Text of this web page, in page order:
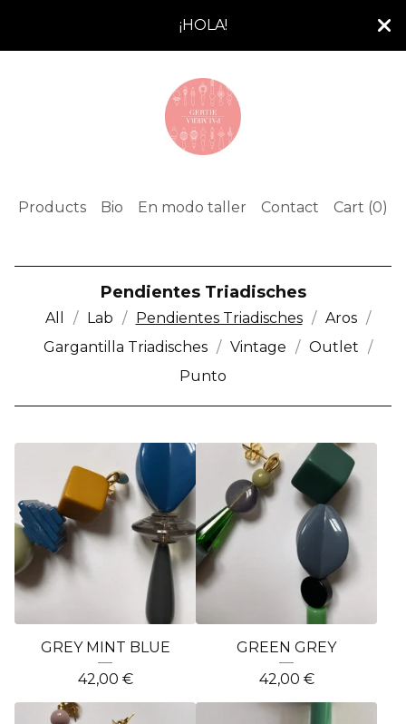
¡HOLA!
Products Bio En modo taller Contact Cart (0)
Pendientes Triadisches
All Lab Pendientes Triadisches
Aros
Gargantilla Triadisches
Vintage
Outlet
Punto
GREY MINT BLUE
42,00 €
GREEN GREY
42,00 €